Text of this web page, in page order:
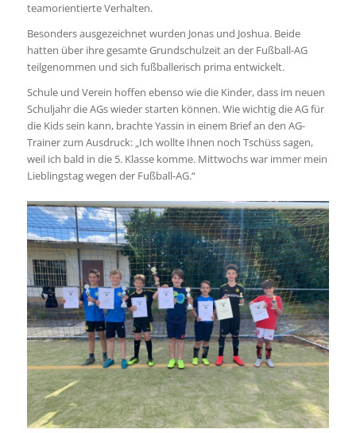
teamorientierte Verhalten.
Besonders ausgezeichnet wurden Jonas und Joshua. Beide
hatten über ihre gesamte Grundschulzeit an der Fußball-AG
teilgenommen und sich fußballerisch prima entwickelt.
Schule und Verein hoffen ebenso wie die Kinder, dass im neuen
Schuljahr die AGs wieder starten können. Wie wichtig die AG für
die Kids sein kann, brachte Yassin in einem Brief an den AG-
Trainer zum Ausdruck: „Ich wollte Ihnen noch Tschüss sagen,
weil ich bald in die 5. Klasse komme. Mittwochs war immer mein
Lieblingstag wegen der Fußball-AG.“